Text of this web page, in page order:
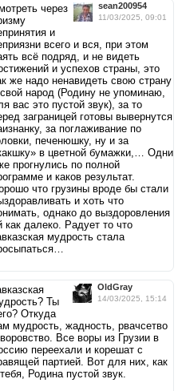
sean200954
11/03/2025, 09:01
через
и
всего и вся, при этом
всё подряд, и не видеть
и успехов страны, это
же надо ненавидеть свою страну
народ (Родину не упоминаю,
вас это пустой звук), за то
заграницей готовы вывернутся
за поглаживание по
печенюшку, ну и за
в цветной бумажки,… Одни
прогнулись по полной
и каков результат.
что грузины вроде бы стали
и хоть что
однако до выздоровления
как далеко. Радует то что
мудрость стала
OldGray
14/03/2025, 15:14
Ты
Откуда
мудрость, жадность, рвачсетво
Все воры из Грузии в
переехали и корешат с
партией. Вот для них, как
Родина пустой звук.